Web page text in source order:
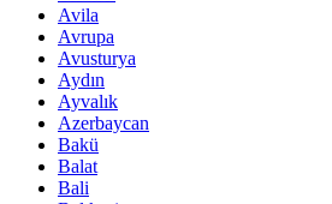
Avila
Avrupa
Avusturya
Aydın
Ayvalık
Azerbaycan
Bakü
Balat
Bali